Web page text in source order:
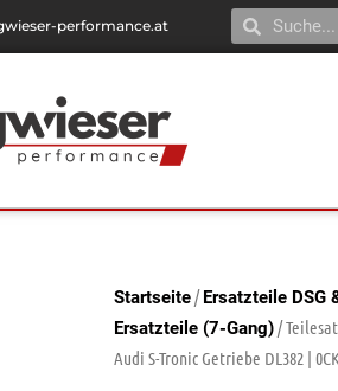
performance.at
Startseite/Ersatzteile DSG
Ersatzteile (7-Gang)/
Audi S-Tronic Getriebe DL382 |